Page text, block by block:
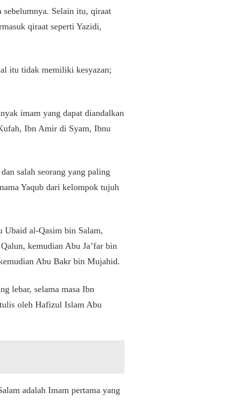
Selain itu, qiraat
qiraat seperti Yazidi,
itu tidak memiliki kesyazan;
imam yang dapat diandalkan
Ibn Amir di Syam, Ibnu
salah seorang yang paling
Yaqub dari kelompok tujuh
Ubaid al-Qasim bin Salam,
kemudian Abu Ja’far bin
Abu Bakr bin Mujahid.
lebar, selama masa Ibn
oleh Hafizul Islam Abu
adalah Imam pertama yang